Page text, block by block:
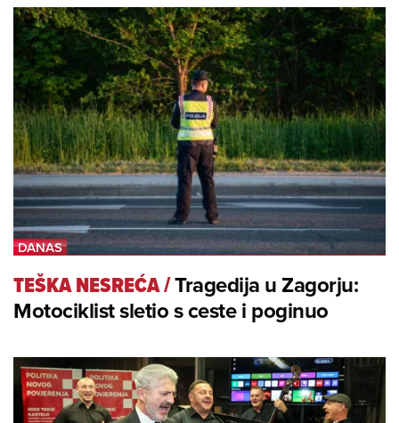
TEŠKA NESREĆA/Tragedija u Zagorju:
Motociklist sletio s ceste i poginuo